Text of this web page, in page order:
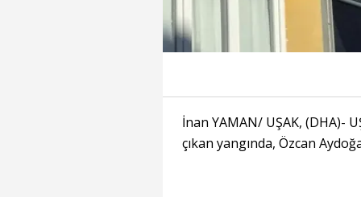
İnan YAMAN/ UŞAK, (DHA)-
çıkan yangında, Özcan